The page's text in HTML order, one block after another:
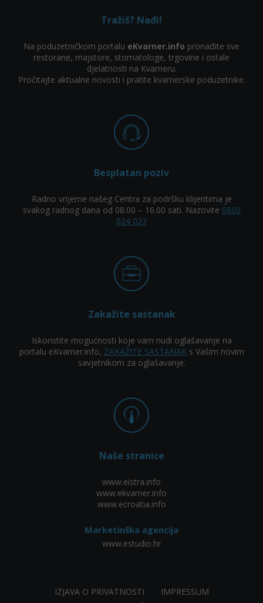
Tražiš? Nađi!
Na poduzetničkom portalu eKvarner.info pronađite sve
restorane, majstore, stomatologe, trgovine i ostale
djelatnosti na Kvarneru.
Pročitajte aktualne novosti i pratite kvarnerske poduzetnike.
Besplatan poziv
Radno vrijeme našeg Centra za podršku klijentima je
svakog radnog dana od 08.00 – 16.00 sati. Nazovite 0800
024 023
Zakažite sastanak
Iskoristite mogućnosti koje vam nudi oglašavanje na
portalu eKvarner.info, ZAKAŽITE SASTANAKs Vašim novim
savjetnikom za oglašavanje.
Naše stranice
www.eistra.info
www.ekvarner.info
www.ecroatia.info
Marketinška agencija
www.estudio.hr
IZJAVA O PRIVATNOSTI
IMPRESSUM